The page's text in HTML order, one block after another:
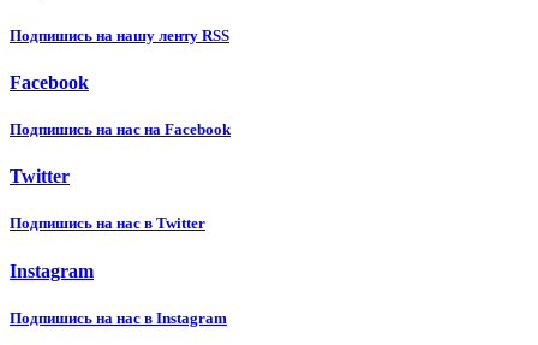
Подпишиcь на нашу ленту RSS
Facebook
Подпишиcь на нас на Facebook
Twitter
Подпишиcь на нас в Twitter
Instagram
Подпишиcь на нас в Instagram